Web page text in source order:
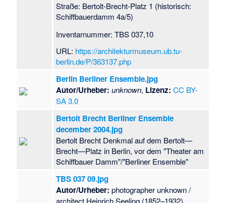
Straße: Bertolt-Brecht-Platz 1 (historisch:
Schiffbauerdamm 4a/5)
Inventarnummer: TBS 037,10
URL: https://architekturmuseum.ub.tu-
berlin.de/P/363137.php
Berlin Berliner Ensemble.jpg
Autor/Urheber: unknown, Lizenz: CC BY-
SA 3.0
Bertolt Brecht Berliner Ensemble
december 2004.jpg
Bertolt Brecht Denkmal auf dem Bertolt—
Brecht—Platz in Berlin, vor dem "Theater am
Schiffbauer Damm"/"Berliner Ensemble"
TBS 037 09.jpg
Autor/Urheber: photographer unknown /